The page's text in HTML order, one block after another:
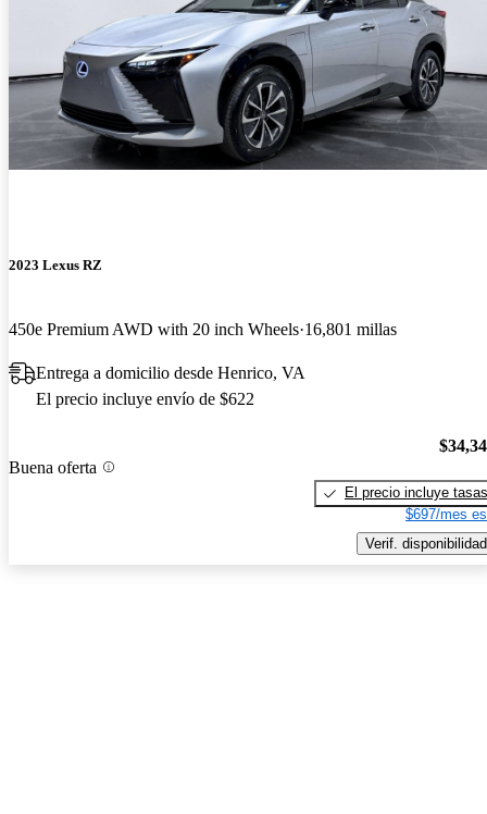
2023 Lexus RZ
450e Premium AWD with 20 inch Wheels 16,801 millas
Entrega a domicilio desde Henrico, VA
El precio incluye envío de $622
Buena oferta
El precio incluye tasas
$697/mes
Verif. disponibilidad